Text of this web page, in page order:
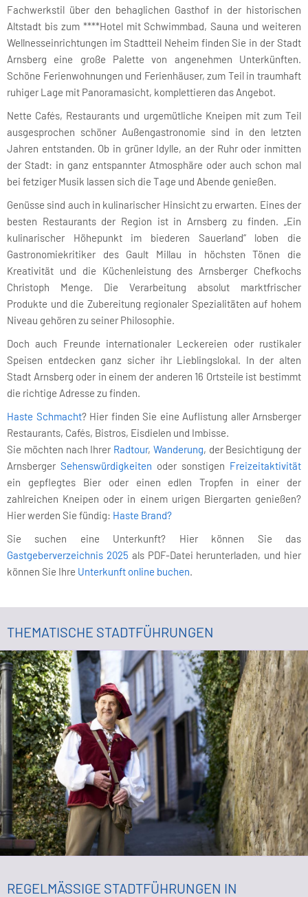
Fachwerkstil über den behaglichen Gasthof in der historischen
Altstadt bis zum ****Hotel mit Schwimmbad, Sauna und weiteren
Wellnesseinrichtungen im Stadtteil Neheim finden Sie in der Stadt
Arnsberg eine große Palette von angenehmen Unterkünften.
Schöne Ferienwohnungen und Ferienhäuser, zum Teil in traumhaft
ruhiger Lage mit Panoramasicht, komplettieren das Angebot.
Nette Cafés, Restaurants und urgemütliche Kneipen mit zum Teil
ausgesprochen schöner Außengastronomie sind in den letzten
Jahren entstanden. Ob in grüner Idylle, an der Ruhr oder inmitten
der Stadt: in ganz entspannter Atmosphäre oder auch schon mal
bei fetziger Musik lassen sich die Tage und Abende genießen.
Genüsse sind auch in kulinarischer Hinsicht zu erwarten. Eines der
besten Restaurants der Region ist in Arnsberg zu finden. „Ein
kulinarischer Höhepunkt im biederen Sauerland“ loben die
Gastronomiekritiker des Gault Millau in höchsten Tönen die
Kreativität und die Küchenleistung des Arnsberger Chefkochs
Christoph Menge. Die Verarbeitung absolut marktfrischer
Produkte und die Zubereitung regionaler Spezialitäten auf hohem
Niveau gehören zu seiner Philosophie.
Doch auch Freunde internationaler Leckereien oder rustikaler
Speisen entdecken ganz sicher ihr Lieblingslokal. In der alten
Stadt Arnsberg oder in einem der anderen 16 Ortsteile ist bestimmt
die richtige Adresse zu finden.
Haste Schmacht? Hier finden Sie eine Auflistung aller Arnsberger
Restaurants, Cafés, Bistros, Eisdielen und Imbisse.
Sie möchten nach Ihrer Radtour, Wanderung, der Besichtigung der
Arnsberger Sehenswürdigkeiten oder sonstigen Freizeitaktivität
ein gepflegtes Bier oder einen edlen Tropfen in einer der
zahlreichen Kneipen oder in einem urigen Biergarten genießen?
Hier werden Sie fündig: Haste Brand?
Sie suchen eine Unterkunft? Hier können Sie das
Gastgeberverzeichnis 2025 als PDF-Datei herunterladen, und hier
können Sie Ihre Unterkunft online buchen.
THEMATISCHE STADTFÜHRUNGEN
REGELMÄSSIGE STADTFÜHRUNGEN IN A